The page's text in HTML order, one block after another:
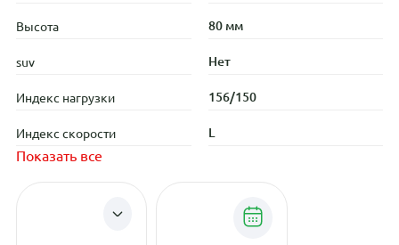
Высота 80 мм
suv Нет
Индекс нагрузки 156/150
Индекс скорости L
Показать все